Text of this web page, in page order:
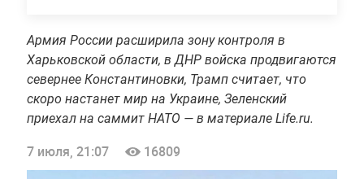
Армия России расширила зону контроля в
Харьковской области, в ДНР войска продвигаются
севернее Константиновки, Трамп считает, что
скоро настанет мир на Украине, Зеленский
приехал на саммит НАТО — в материале Life.ru.
7 июля, 21:07 16809